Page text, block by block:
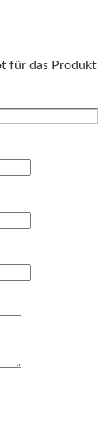
für das Produkt